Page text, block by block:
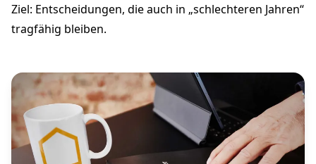
Ziel: Entscheidungen, die auch in „schlechteren Jahren“
tragfähig bleiben.